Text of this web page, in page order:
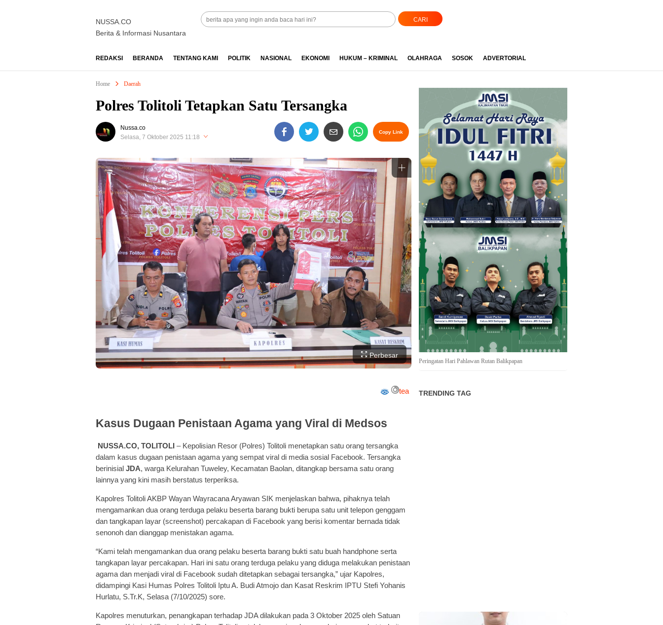
NUSSA.CO
Berita & Informasi Nusantara
CARI
REDAKSI BERANDA TENTANG KAMI POLITIK NASIONAL EKONOMI HUKUM – KRIMINAL OLAHRAGA SOSOK ADVERTORIAL
Home Daerah
Polres Tolitoli Tetapkan Satu Tersangka
Nussa.co
Selasa, 7 Oktober 2025 11:18
Copy Link
Perbesar
tea
Kasus Dugaan Penistaan Agama yang Viral di Medsos
NUSSA.CO, TOLITOLI – Kepolisian Resor (Polres) Tolitoli menetapkan satu orang tersangka
dalam kasus dugaan penistaan agama yang sempat viral di media sosial Facebook. Tersangka
berinisial JDA, warga Kelurahan Tuweley, Kecamatan Baolan, ditangkap bersama satu orang
lainnya yang kini masih berstatus terperiksa.
Kapolres Tolitoli AKBP Wayan Wayracana Aryawan SIK menjelaskan bahwa, pihaknya telah
mengamankan dua orang terduga pelaku beserta barang bukti berupa satu unit telepon genggam
dan tangkapan layar (screenshot) percakapan di Facebook yang berisi komentar bernada tidak
senonoh dan dianggap menistakan agama.
“Kami telah mengamankan dua orang pelaku beserta barang bukti satu buah handphone serta
tangkapan layar percakapan. Hari ini satu orang terduga pelaku yang diduga melakukan penistaan
agama dan menjadi viral di Facebook sudah ditetapkan sebagai tersangka,” ujar Kapolres,
didampingi Kasi Humas Polres Tolitoli Iptu A. Budi Atmojo dan Kasat Reskrim IPTU Stefi Yohanis
Hurlatu, S.Tr.K, Selasa (7/10/2025) sore.
Kapolres menuturkan, penangkapan terhadap JDA dilakukan pada 3 Oktober 2025 oleh Satuan
Peringatan Hari Pahlawan Rutan Balikpapan
TRENDING TAG